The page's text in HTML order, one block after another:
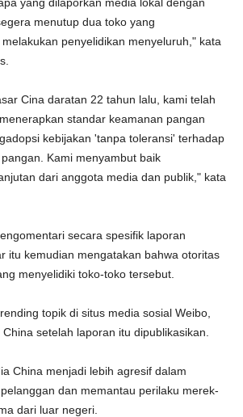
menutup dua toko yang
penyelidikan menyeluruh," kata
Cina daratan 22 tahun lalu, kami telah
standar keamanan pangan
kebijakan 'tanpa toleransi' terhadap
Kami menyambut baik
dari anggota media dan publik," kata
secara spesifik laporan
itu kemudian mengatakan bahwa otoritas
menyelidiki toko-toko tersebut.
topik di situs media sosial Weibo,
setelah laporan itu dipublikasikan.
China menjadi lebih agresif dalam
dan memantau perilaku merek-
dari luar negeri.